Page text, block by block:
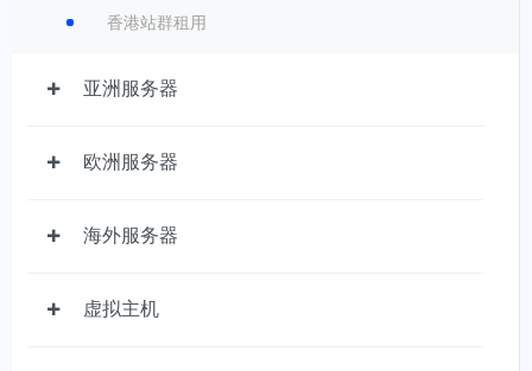
香港站群租用
亚洲服务器
欧洲服务器
海外服务器
虚拟主机